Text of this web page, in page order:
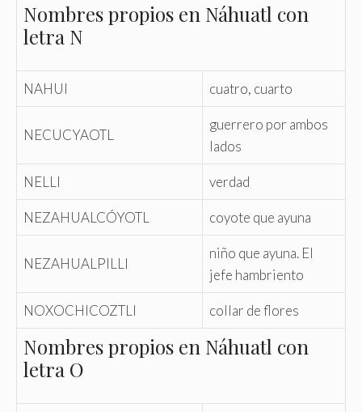
Nombres propios en Náhuatl con
letra N
NAHUI cuatro, cuarto
NECUCYAOTL
guerrero por ambos
lados
NELLI verdad
NEZAHUALCÓYOTL coyote que ayuna
NEZAHUALPILLI
niño que ayuna. El
jefe hambriento
NOXOCHICOZTLI collar de flores
Nombres propios en Náhuatl con
letra O